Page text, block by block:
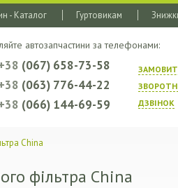
- Каталог Гуртовикам
автозапчастини за телефонами:
ДЗВIНОК
(067) 658-73-58
(063) 776-44-22
(066) 144-69-59
China
фільтра China